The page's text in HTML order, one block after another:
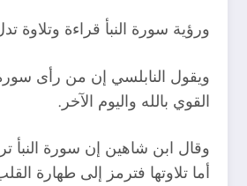
ورؤية سورة النبأ قراءة وتلاوة
ويقول النابلسي إن من رأى
القوي بالله واليوم الآخر.
وقال ابن شاهين إن سورة النبأ
أما تلاوتها فترمز إلى طهارة